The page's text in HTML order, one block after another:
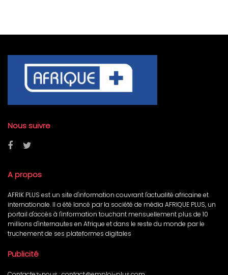
Nous suivre
A propos
AFRIK PLUS est un site d'information couvrant l'actualité africaine et
internationale. Il a été lancé par la société de média AFRIQUE PLUS, un
portail d'accès à l'information touchant mensuellement plus de 10
millions d'internautes en Afrique et dans le reste du monde par le
truchement de ses plateformes digitales
Publicité